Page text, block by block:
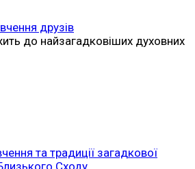
друзів
до найзагадковіших духовних
та традиції загадкової
Сходу